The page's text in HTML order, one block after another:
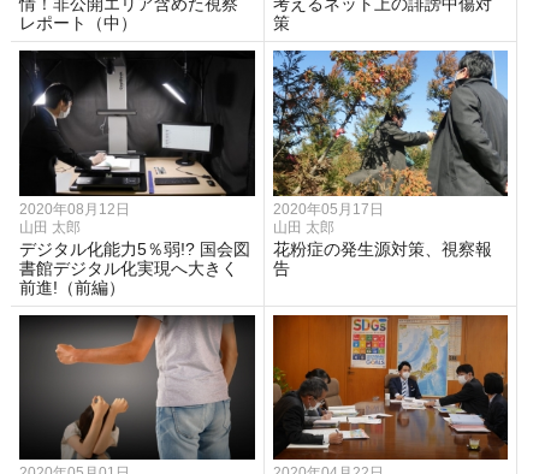
情！非公開エリア含めた視察
レポート（中）
考えるネット上の誹謗中傷対
策
2020年08月12日
山田 太郎
デジタル化能力5％弱!? 国会図
書館デジタル化実現へ大きく
前進!（前編）
2020年05月17日
山田 太郎
花粉症の発生源対策、視察報
告